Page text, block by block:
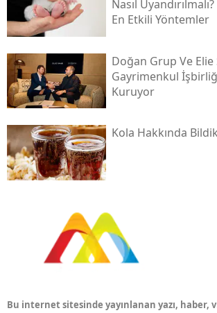
Nasıl
En Etkili Yöntemler
Doğan Grup Ve Elie
Gayrimenkul
Kuruyor
Kola Hakkında
Bu internet sitesinde yayınlanan yazı, haber,